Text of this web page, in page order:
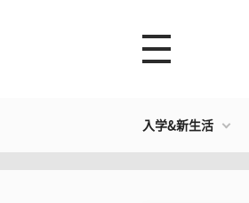
入学&新生活